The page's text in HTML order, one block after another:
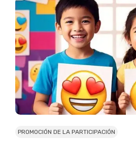
PROMOCIÓN DE LA PARTICIPACIÓN